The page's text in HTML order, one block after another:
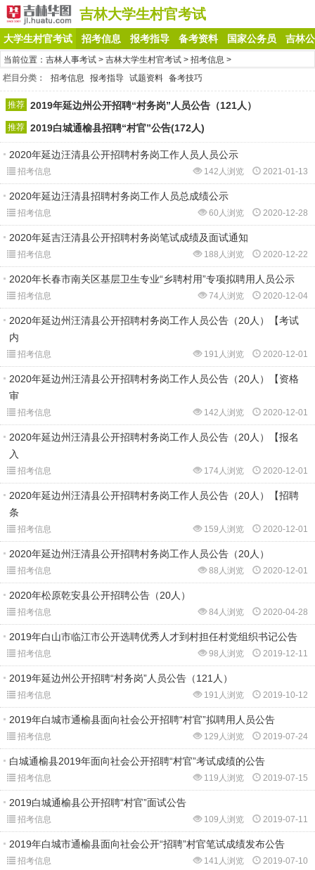
吉林大学生村官考试
大学生村官考试 招考信息 报考指导 备考资料 国家公务员 吉林
当前位置：吉林人事考试 >吉林大学生村官考试 >招考信息 >
栏目分类：
招考信息 报考指导 试题资料 备考技巧
推荐 2019年延边州公开招聘“村务岗”人员公告（121人）
推荐 2019白城通榆县招聘“村官”公告(172人)
2020年延边汪清县公开招聘村务岗工作人员人员公示
招考信息 2021-01-13
142人浏览
2020年延边汪清县招聘村务岗工作人员总成绩公示
招考信息 2020-12-28
60人浏览
2020年延吉汪清县公开招聘村务岗笔试成绩及面试通知
招考信息 2020-12-22
188人浏览
2020年长春市南关区基层卫生专业“乡聘村用”专项拟聘用人员公示
招考信息 2020-12-04
74人浏览
2020年延边州汪清县公开招聘村务岗工作人员公告（20人）【考试
内
招考信息 2020-12-01
191人浏览
2020年延边州汪清县公开招聘村务岗工作人员公告（20人）【资格
审
招考信息 2020-12-01
142人浏览
2020年延边州汪清县公开招聘村务岗工作人员公告（20人）【报名
入
招考信息 2020-12-01
174人浏览
2020年延边州汪清县公开招聘村务岗工作人员公告（20人）【招聘
条
招考信息 2020-12-01
159人浏览
2020年延边州汪清县公开招聘村务岗工作人员公告（20人）
招考信息 2020-12-01
88人浏览
2020年松原乾安县公开招聘公告（20人）
招考信息 2020-04-28
84人浏览
2019年白山市临江市公开选聘优秀人才到村担任村党组织书记公告
招考信息 2019-12-11
98人浏览
2019年延边州公开招聘“村务岗”人员公告（121人）
招考信息 2019-10-12
191人浏览
2019年白城市通榆县面向社会公开招聘“村官”拟聘用人员公告
招考信息 2019-07-24
129人浏览
白城通榆县2019年面向社会公开招聘“村官”考试成绩的公告
招考信息 2019-07-15
119人浏览
2019白城通榆县公开招聘“村官”面试公告
招考信息 2019-07-11
109人浏览
2019年白城市通榆县面向社会公开“招聘”村官笔试成绩发布公告
招考信息 2019-07-10
141人浏览